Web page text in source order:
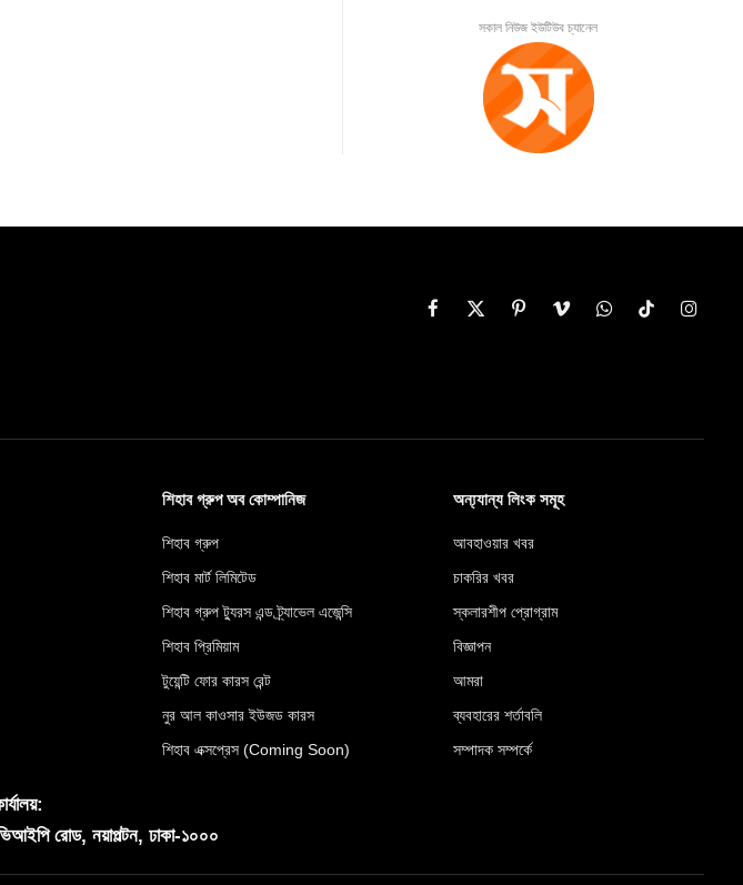
সকাল নিউজ ইউটিউব চ্যানেল
Facebook
X
PinterestVimeoWhatsAppTikTok
শিহাব গ্রুপ অব কোম্পানিজ
শিহাব গ্রুপ
শিহাব মার্ট লিমিটেড
শিহাব গ্রুপ ট্যুরস এন্ড ট্র্যাভেল এজেন্সি
শিহাব প্রিমিয়াম
টুয়েন্টি ফোর কারস রেন্ট
নুর আল কাওসার ইউজড কারস
শিহাব এক্সপ্রেস (Coming Soon)
অন্য্যান্য লিংক সমূহ
আবহাওয়ার খবর
চাকরির খবর
স্কলারশীপ প্রোগ্রাম
বিজ্ঞাপন
আমরা
ব্যবহারের শর্তাবলি
সম্পাদক সম্পর্কে
রোড, নয়াপল্টন, ঢাকা-১০০০